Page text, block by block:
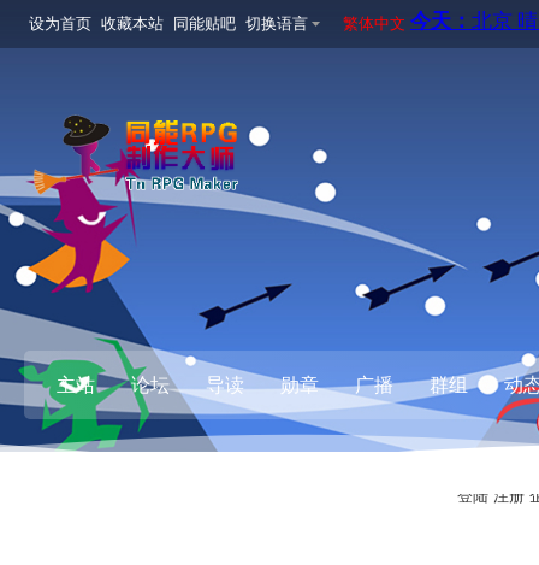
设为首页 收藏本站 同能贴吧 切换语言 繁体中文
主站 论坛 导读 勋章 广播 群组 动
登陆 注册